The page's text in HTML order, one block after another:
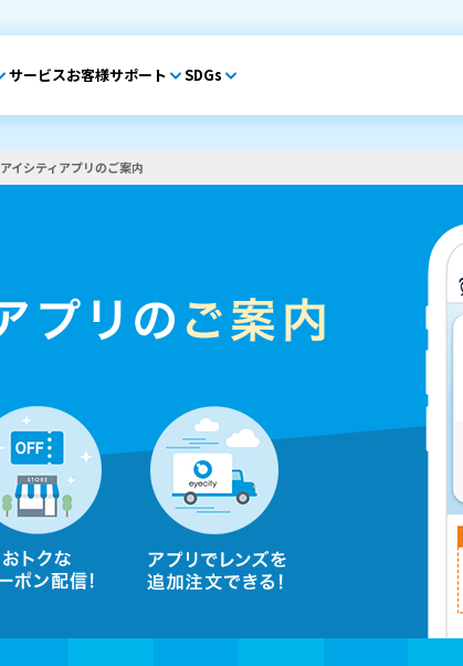
サービスお客様サポート SDGs
アイシティアプリのご案内